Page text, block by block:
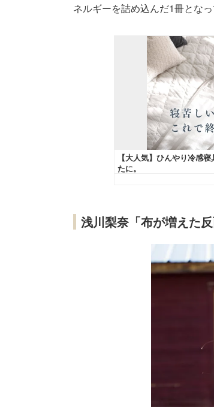
ネルギーを詰め込んだ1冊となっ
浅川梨奈「布が増えた